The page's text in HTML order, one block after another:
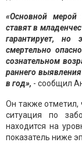
«Основной
ставят в
гарантирует, но
смертельно
сознательном
раннего
в год», - сообщил
Он также отметил,
ситуация по
находится на
показатель ниже